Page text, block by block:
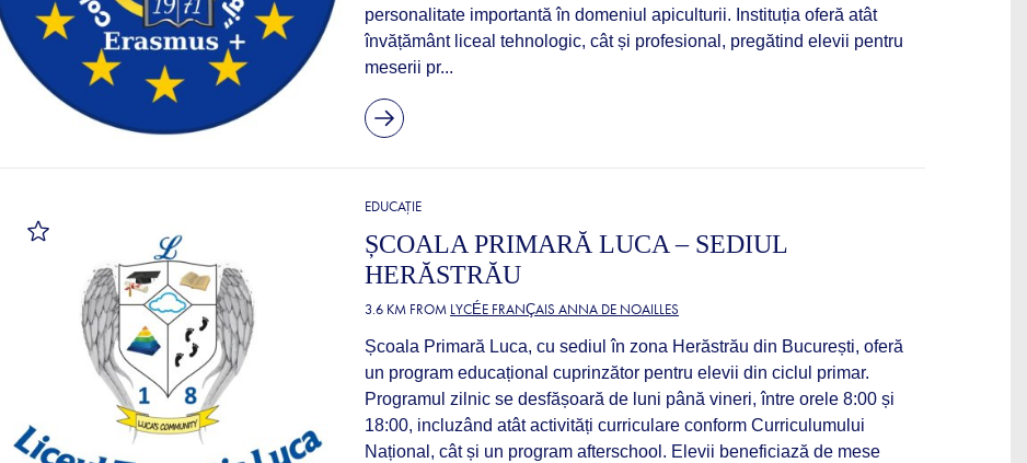
personalitate importantă în domeniul apiculturii. Instituția oferă atât
învățământ liceal tehnologic, cât și profesional, pregătind elevii pentru
meserii pr...
EDUCAȚIE
ȘCOALA PRIMARĂ LUCA – SEDIUL
HERĂSTRĂU
3.6 KM FROM LYCÉE FRANÇAIS ANNA DE NOAILLES
Școala Primară Luca, cu sediul în zona Herăstrău din București, oferă
un program educațional cuprinzător pentru elevii din ciclul primar.
Programul zilnic se desfășoară de luni până vineri, între orele 8:00 și
18:00, incluzând atât activități curriculare conform Curriculumului
Național, cât și un program afterschool. Elevii beneficiază de mese